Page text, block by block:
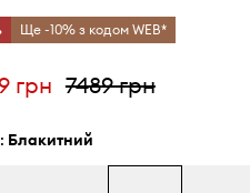
Ще -10% з кодом WEB*
грн 7489 грн
блакитний